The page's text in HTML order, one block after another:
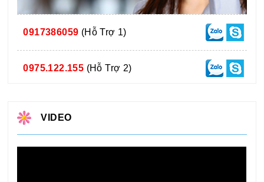
0917386059 (Hỗ Trợ 1)
0975.122.155 (Hỗ Trợ 2)
VIDEO